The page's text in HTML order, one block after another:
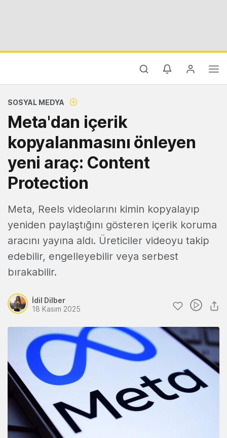
SOSYAL MEDYA
Meta'dan içerik
kopyalanmasını önleyen
yeni araç: Content
Protection
Meta, Reels videolarını kimin kopyalayıp
yeniden paylaştığını gösteren içerik koruma
aracını yayına aldı. Üreticiler videoyu takip
edebilir, engelleyebilir veya serbest
bırakabilir.
İdil Dilber
18 Kasım 2025